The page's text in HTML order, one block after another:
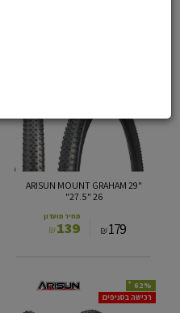
29"
27.5"
ARISUN MOUNT GRAHAM 29"
27.5" 26"
מחיר מועדון
139
₪ 179
₪
צמיג
רכישה בסניפים
62%
*